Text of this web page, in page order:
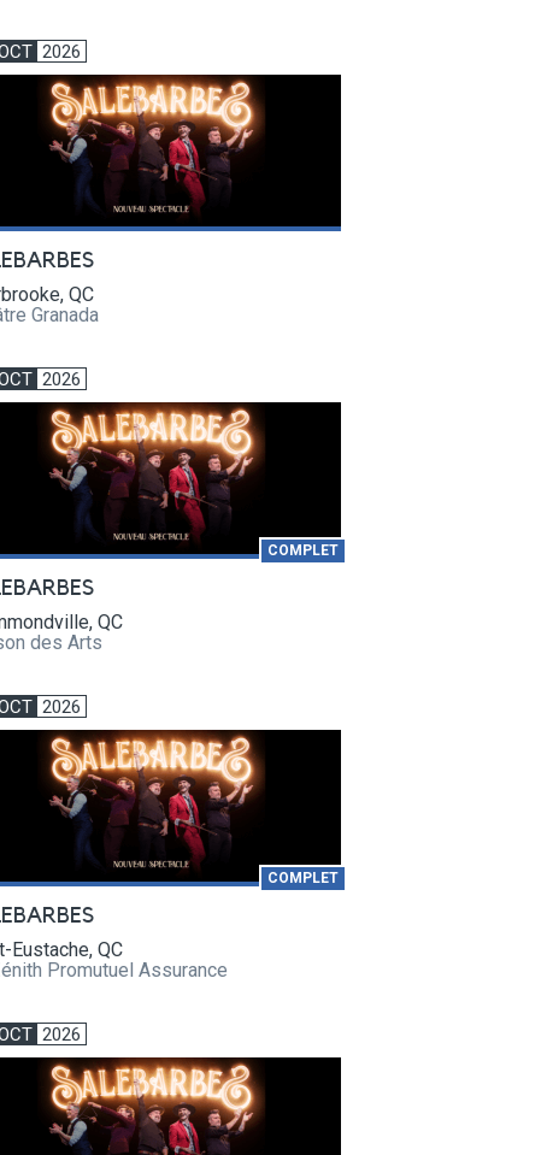
2026
QC
Granada
2026
COMPLET
QC
des Arts
2026
COMPLET
Eustache, QC
Promutuel Assurance
2026